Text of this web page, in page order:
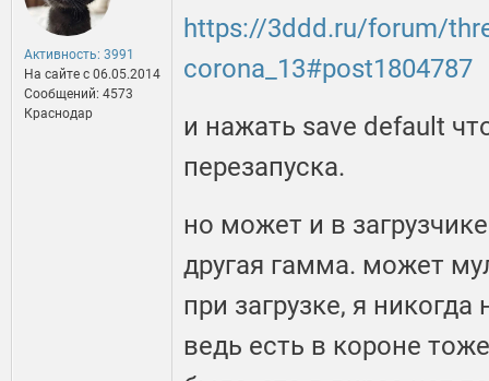
Активность: 3991
На сайте c 06.05.2014
Сообщений: 4573
Краснодар
https://3ddd.ru/forum/
corona_13#post1804787
и нажать save default
перезапуска.
но может и в
другая гамма. может
при загрузке, я
ведь есть в короне